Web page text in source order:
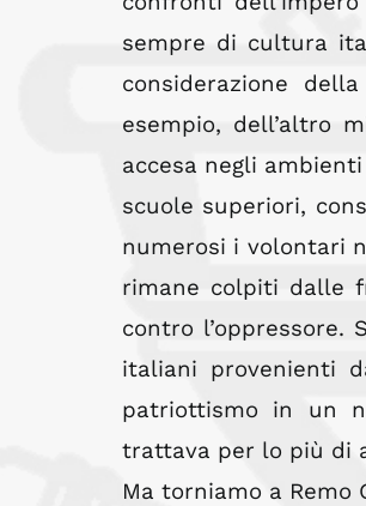
sempre di cultura
considerazione
esempio, dell’altro
accesa negli
scuole superiori,
numerosi i volontari
rimane colpiti dalle
contro
italiani provenienti
patriottismo in un
trattava per lo più di
Ma torniamo a Remo